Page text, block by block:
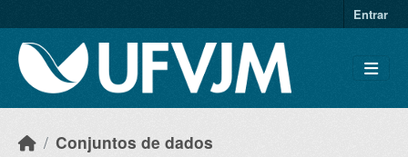
Entrar
Conjuntos de dados